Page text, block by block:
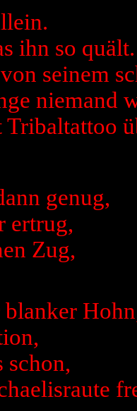
ihn so quält.
seinem
niemand
genug,
ertrug,
Zug,
blanker
schon,